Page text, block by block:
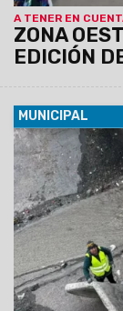
A TENER EN
ZONA
EDICIÓN
MUNICIPAL
06/08/2026
microbasurales,
incendios.
Municipalidad
personas que
llevaron a